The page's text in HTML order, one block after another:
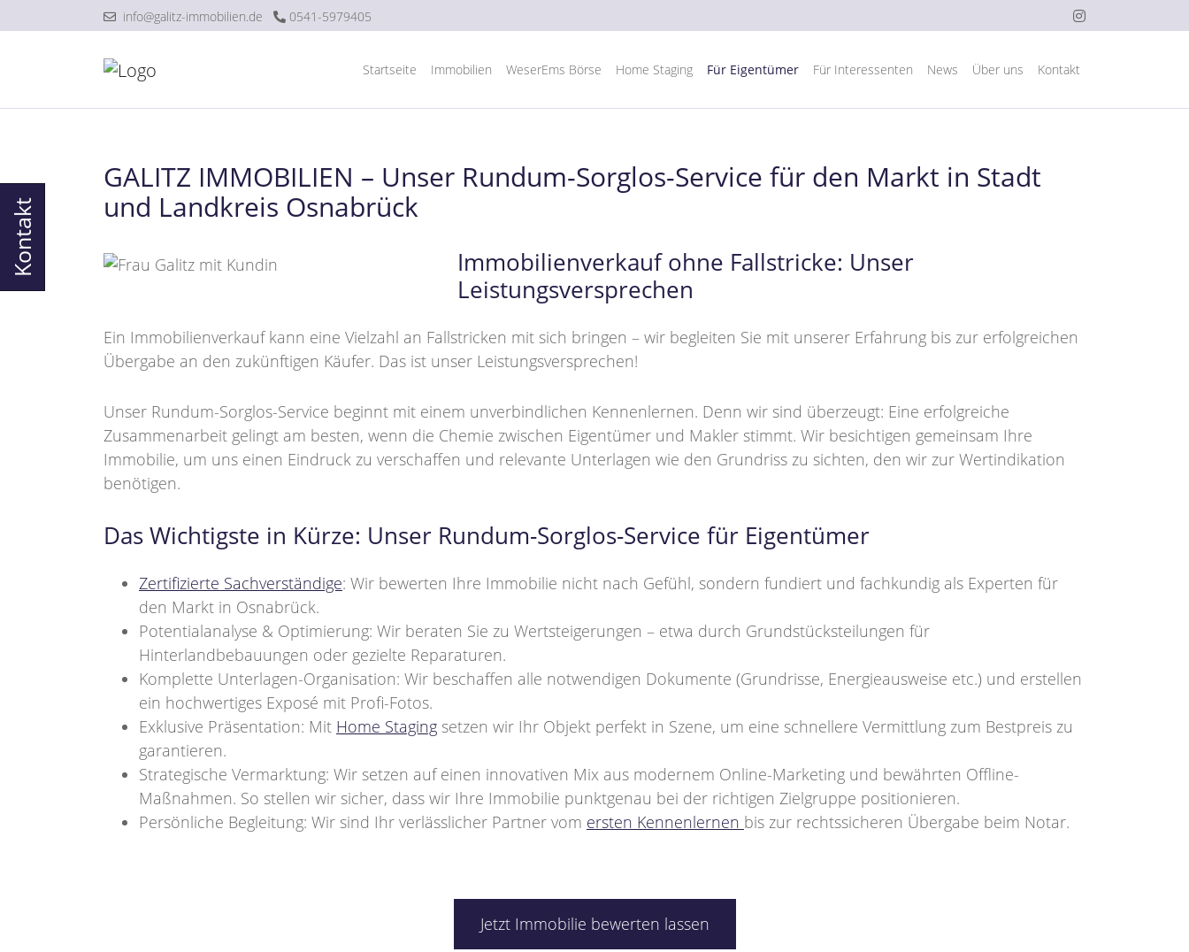
info@galitz-immobilien.de 0541-5979405
Startseite Immobilien WeserEms Börse Home Staging Für Eigentümer Für Interessenten News Über uns Kontakt
GALITZ IMMOBILIEN – Unser Rundum-Sorglos-Service für den Markt in Stadt
und Landkreis Osnabrück
Immobilienverkauf ohne Fallstricke: Unser
Leistungsversprechen
Ein Immobilienverkauf kann eine Vielzahl an Fallstricken mit sich bringen – wir begleiten Sie mit unserer Erfahrung bis zur erfolgreichen
Übergabe an den zukünftigen Käufer. Das ist unser Leistungsversprechen!
Unser Rundum-Sorglos-Service beginnt mit einem unverbindlichen Kennenlernen. Denn wir sind überzeugt: Eine erfolgreiche
Zusammenarbeit gelingt am besten, wenn die Chemie zwischen Eigentümer und Makler stimmt. Wir besichtigen gemeinsam Ihre
Immobilie, um uns einen Eindruck zu verschaffen und relevante Unterlagen wie den Grundriss zu sichten, den wir zur Wertindikation
benötigen.
Das Wichtigste in Kürze: Unser Rundum-Sorglos-Service für Eigentümer
Zertifizierte Sachverständige: Wir bewerten Ihre Immobilie nicht nach Gefühl, sondern fundiert und fachkundig als Experten für
den Markt in Osnabrück.
Potentialanalyse & Optimierung: Wir beraten Sie zu Wertsteigerungen – etwa durch Grundstücksteilungen für
Hinterlandbebauungen oder gezielte Reparaturen.
Komplette Unterlagen-Organisation: Wir beschaffen alle notwendigen Dokumente (Grundrisse, Energieausweise etc.) und erstellen
ein hochwertiges Exposé mit Profi-Fotos.
Exklusive Präsentation: Mit Home Staging setzen wir Ihr Objekt perfekt in Szene, um eine schnellere Vermittlung zum Bestpreis zu
garantieren.
Strategische Vermarktung: Wir setzen auf einen innovativen Mix aus modernem Online-Marketing und bewährten Offline-
Maßnahmen. So stellen wir sicher, dass wir Ihre Immobilie punktgenau bei der richtigen Zielgruppe positionieren.
Persönliche Begleitung: Wir sind Ihr verlässlicher Partner vom ersten Kennenlernen bis zur rechtssicheren Übergabe beim Notar.
Jetzt Immobilie bewerten lassen
Kontakt